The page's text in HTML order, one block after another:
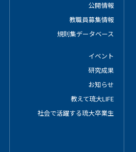
公開情報
教職員募集情報
規則集データベース
イベント
研究成果
お知らせ
教えて琉大LIFE
社会で活躍する琉大卒業生